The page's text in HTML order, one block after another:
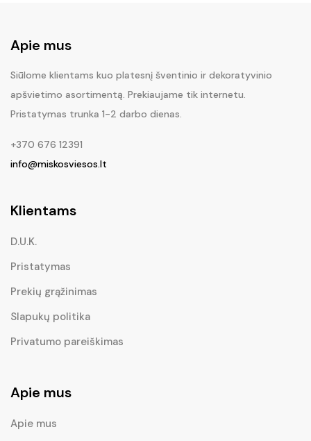
Apie mus
Siūlome klientams kuo platesnį šventinio ir dekoratyvinio
apšvietimo asortimentą. Prekiaujame tik internetu.
Pristatymas trunka 1-2 darbo dienas.
+370 676 12391
info@miskosviesos.lt
Klientams
D.U.K.
Pristatymas
Prekių grąžinimas
Slapukų politika
Privatumo pareiškimas
Apie mus
Apie mus